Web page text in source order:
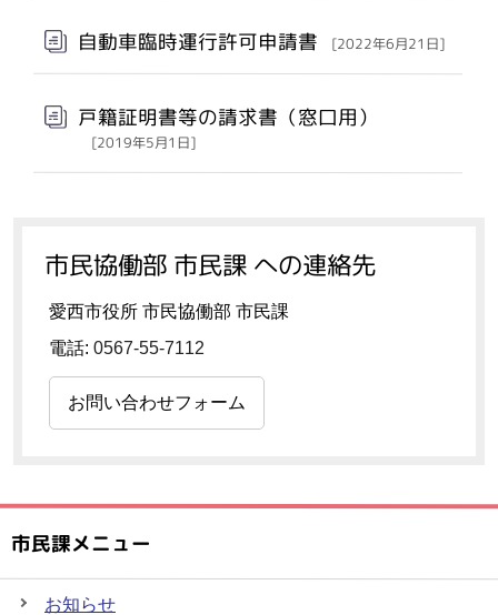
自動車臨時運行許可申請書 [2022年6月21日]
戸籍証明書等の請求書（窓口用）
[2019年5月1日]
市民協働部 市民課 への連絡先
愛西市役所 市民協働部 市民課
電話: 0567-55-7112
お問い合わせフォーム
市民課メニュー
お知らせ